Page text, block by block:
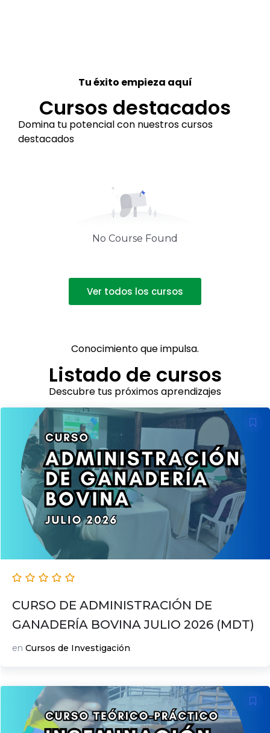
Tu éxito empieza aquí
Cursos destacados
Domina tu potencial con nuestros cursos
destacados
No Course Found
Ver todos los cursos
Conocimiento que impulsa.
Listado de cursos
Descubre tus próximos aprendizajes
CURSO DE ADMINISTRACIÓN DE
GANADERÍA BOVINA JULIO 2026 (MDT)
en Cursos de Investigación